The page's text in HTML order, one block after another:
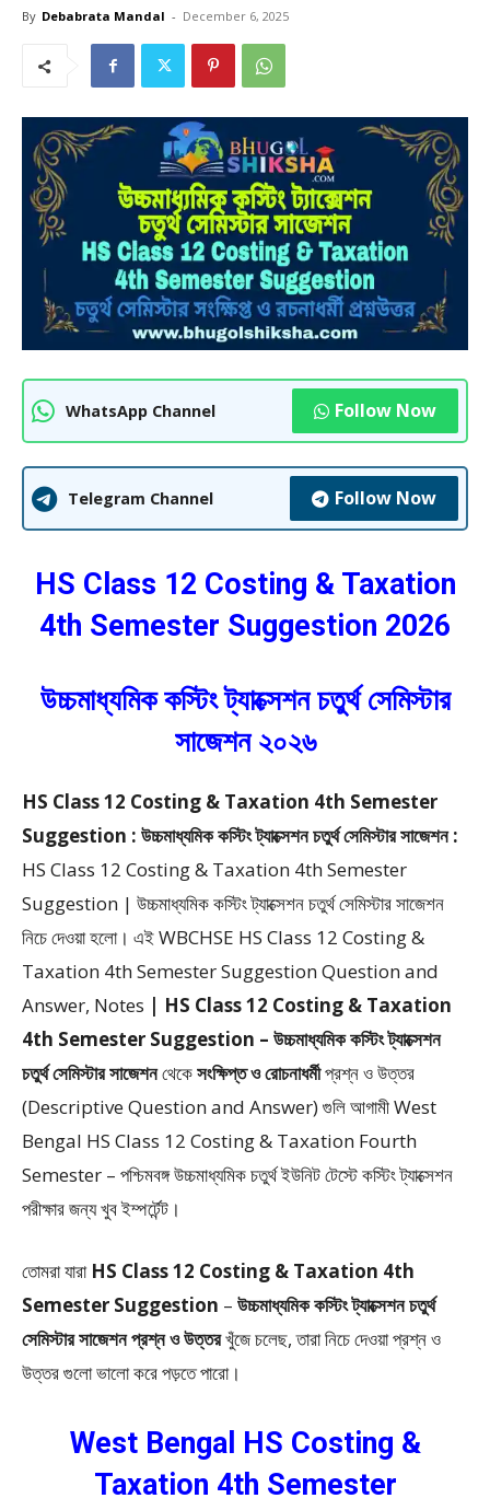
By Debabrata Mandal - December 6, 2025
WhatsApp Channel Follow Now
Telegram Channel Follow Now
HS Class 12 Costing & Taxation
4th Semester Suggestion 2026
উচ্চমাধ্যমিক কস্টিং ট্যাক্সেশন চতুর্থ সেমিস্টার
সাজেশন ২০২৬
HS Class 12 Costing & Taxation 4th Semester
Suggestion : উচ্চমাধ্যমিক কস্টিং ট্যাক্সেশন চতুর্থ সেমিস্টার সাজেশন :
HS Class 12 Costing & Taxation 4th Semester
Suggestion | উচ্চমাধ্যমিক কস্টিং ট্যাক্সেশন চতুর্থ সেমিস্টার সাজেশন
নিচে দেওয়া হলো। এই WBCHSE HS Class 12 Costing &
Taxation 4th Semester Suggestion Question and
Answer, Notes | HS Class 12 Costing & Taxation
4th Semester Suggestion – উচ্চমাধ্যমিক কস্টিং ট্যাক্সেশন
চতুর্থ সেমিস্টার সাজেশনথেকেসংক্ষিপ্ত ও রোচনাধর্মীপ্রশ্ন ও উত্তর
(Descriptive Question and Answer) গুলি আগামী West
Bengal HS Class 12 Costing & Taxation Fourth
Semester – পশ্চিমবঙ্গ উচ্চমাধ্যমিক চতুর্থ ইউনিট টেস্টে কস্টিং ট্যাক্সেশন
পরীক্ষার জন্য খুব ইম্পর্টেন্ট।
তোমরা যারা HS Class 12 Costing & Taxation 4th
Semester Suggestion – উচ্চমাধ্যমিক কস্টিং ট্যাক্সেশন চতুর্থ
সেমিস্টার সাজেশন প্রশ্ন ও উত্তরখুঁজে চলেছ, তারা নিচে দেওয়া প্রশ্ন ও
উত্তর গুলো ভালো করে পড়তে পারো।
West Bengal HS Costing &
Taxation 4th Semester